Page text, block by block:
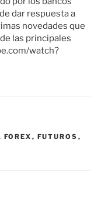
dar respuesta a
novedades que
las principales
watch?
FOREX , FUTUROS ,